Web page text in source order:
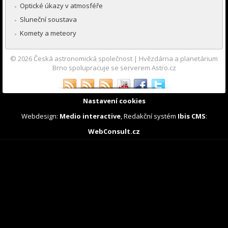
Optické úkazy v atmosféře
Sluneční soustava
Komety a meteory
© 2026 Česká astronomická společnost | Hvězdárna a planetárium
Brno spolupracuje se serverem Astro.cz
Nastavení cookies
Webdesign: Medio interactive, Redakční systém Ibis CMS:
WebConsult.cz